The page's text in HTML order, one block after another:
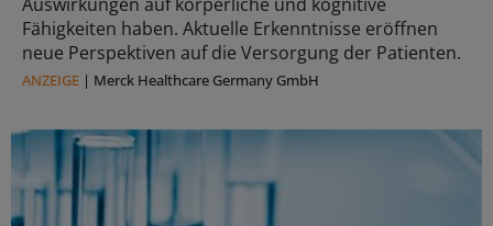
Fähigkeiten haben. Aktuelle Erkenntnisse eröffnen
neue Perspektiven auf die Versorgung der Patienten.
ANZEIGE | Merck Healthcare Germany GmbH